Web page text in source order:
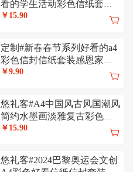
看的学生活动彩色信纸套装#
彩云追梦
￥15.90
定制#新春春节系列好看的a4
彩色信封信纸套装感恩家书
书信代打印
￥9.90
悠礼客#A4中国风古风国潮风
简约水墨画淡雅复古彩色稿
纸信纸信封
￥15.90
悠礼客#2024巴黎奥运会文创